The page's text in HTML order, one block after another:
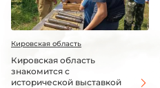
Кировская область
Кировская область
знакомится с
исторической выставкой